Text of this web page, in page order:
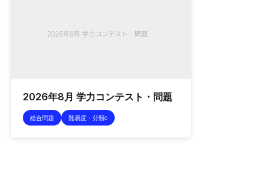
2026年8月 学力コンテスト・問題
総合問題 難易度・分類c